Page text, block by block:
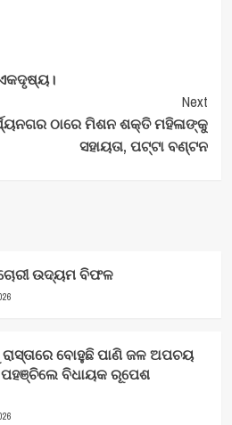
ଏକଦୃଷ୍ୟ।
Next
ଠାରେ ମିଶନ ଶକ୍ତି ମହିଳାଙ୍କୁ
ସହାୟତା, ପଟ୍ଟା ବଣ୍ଟନ
ଉଦ୍ୟମ ବିଫଳ
ବୋହୁଛି ପାଣି ଜଳ ଅପଚୟ
ବିଧାୟକ ରୂପେଶ